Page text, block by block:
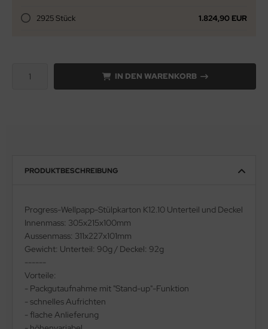
2925 Stück 1.824,90 EUR
IN DEN WARENKORB
PRODUKTBESCHREIBUNG
Progress-Wellpapp-Stülpkarton K12.10 Unterteil und Deckel
Innenmass: 305x215x100mm
Aussenmass: 311x227x101mm
Gewicht: Unterteil: 90g / Deckel: 92g
------
Vorteile:
- Packgutaufnahme mit "Stand-up"-Funktion
- schnelles Aufrichten
- flache Anlieferung